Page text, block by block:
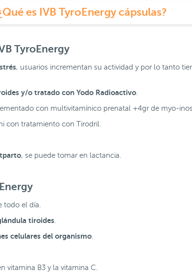
es IVB TyroEnergy cápsulas?
TyroEnergy
, usuarios incrementan su actividad y por lo tanto
y/o tratado con Yodo Radioactivo
con multivitamínico prenatal +4gr de myo-
con tratamiento con Tirodril.
, se puede tomar en lactancia.
todo el día.
tiroides
celulares del organismo
vitamina B3 y la vitamina C.